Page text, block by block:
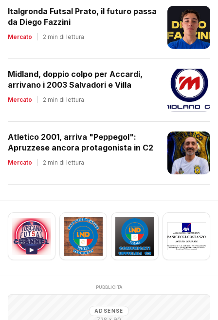
Italgronda Futsal Prato, il futuro passa
da Diego Fazzini
Mercato 2 min di lettura
Midland, doppio colpo per Accardi,
arrivano i 2003 Salvadori e Villa
Mercato 2 min di lettura
Atletico 2001, arriva "Peppegol":
Apruzzese ancora protagonista in C2
Mercato 2 min di lettura
PUBBLICITÀ
ADSENSE